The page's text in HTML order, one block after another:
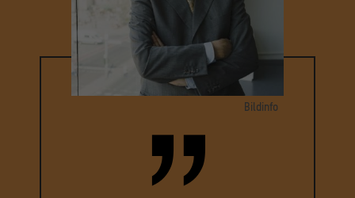
Bildinfo